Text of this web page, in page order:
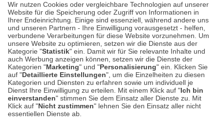
Wir nutzen Cookies oder vergleichbare Technologien auf unserer
Website für die Speicherung oder Zugriff von Informationen in
Ihrer Endeinrichtung. Einige sind essenziell, während andere uns
und unseren Partnern - Ihre Einwilligung vorausgesetzt - helfen,
verbundene Verarbeitungen für diese Website vorzunehmen. Um
unsere Website zu optimieren, setzen wir die Dienste aus der
Kategorie "Statistik" ein. Damit wir für Sie relevante Inhalte und
auch Werbung anzeigen können, setzen wir die Dienste der
Kategorien "Marketing" und "Personalisierung" ein. Klicken Sie
auf "Detaillierte Einstellungen", um die Einzelheiten zu diesen
Kategorien und Diensten zu erfahren sowie um individuell je
Dienst Ihre Einwilligung zu erteilen. Mit einem Klick auf "Ich bin
einverstanden" stimmen Sie dem Einsatz aller Dienste zu. Mit
Klick auf "Nicht zustimmen" lehnen Sie den Einsatz aller nicht
essentiellen Dienste ab.
Unser Geschäft in Meckenheim
Auf dem Steinbüchel 6
53340 Meckenheim
Montag bis Samstag 9:00 Uhr bis 18:00 Uhr
weitere Information